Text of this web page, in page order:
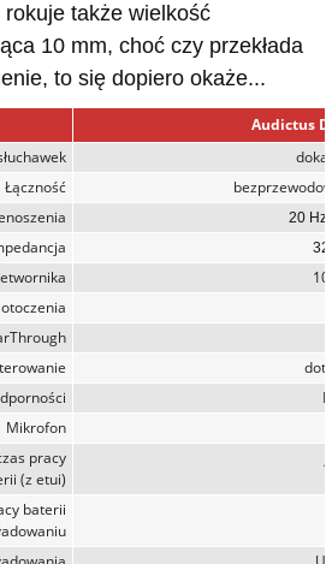
także wielkość
10 mm, choć czy przekłada
to się dopiero okaże...
Audictus
Łączność
20
Mikrofon
pracy
(z etui)
baterii